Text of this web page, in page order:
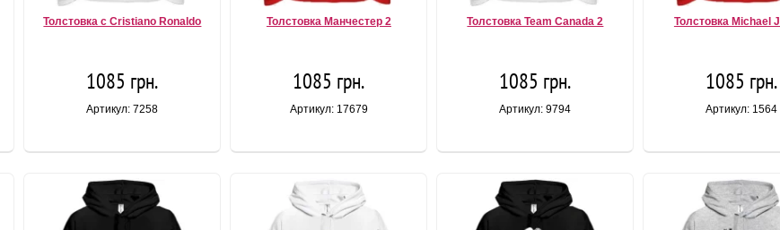
Толстовка с Cristiano Ronaldo
1085 грн.
Артикул: 7258
Толстовка Манчестер 2
1085 грн.
Артикул: 17679
Толстовка Team Canada 2
1085 грн.
Артикул: 9794
Толстовка Michael
1085 грн.
Артикул: 1564